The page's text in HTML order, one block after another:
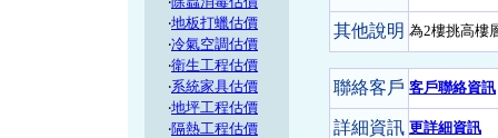
‧地板打蠟估價
‧冷氣空調估價
‧衛生工程估價
‧系統家具估價
‧地坪工程估價
‧隔熱工程估價
其他說明 為2樓挑高樓
聯絡客戶 客戶聯絡資訊
詳細資訊 更詳細資訊